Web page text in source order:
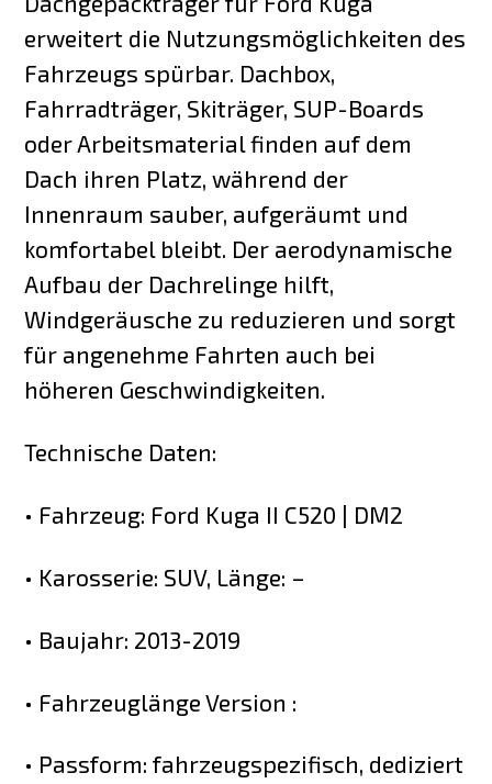
erweitert die Nutzungsmöglichkeiten des
Fahrzeugs spürbar. Dachbox,
Fahrradträger, Skiträger, SUP-Boards
oder Arbeitsmaterial finden auf dem
Dach ihren Platz, während der
Innenraum sauber, aufgeräumt und
komfortabel bleibt. Der aerodynamische
Aufbau der Dachrelinge hilft,
Windgeräusche zu reduzieren und sorgt
für angenehme Fahrten auch bei
höheren Geschwindigkeiten.
Technische Daten:
• Fahrzeug: Ford Kuga II C520 | DM2
• Karosserie: SUV, Länge: –
• Baujahr: 2013-2019
• Fahrzeuglänge Version :
• Passform: fahrzeugspezifisch, dediziert